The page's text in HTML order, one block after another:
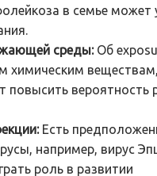
в семье может
среды:Об
химическим
повысить вероятность
Есть
например, вирус
роль в развитии